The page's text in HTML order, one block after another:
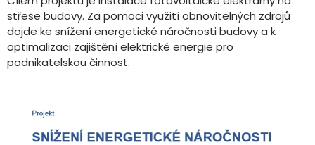
střeše budovy. Za pomoci využití obnovitelných zdrojů
dojde ke snížení energetické náročnosti budovy a k
optimalizaci zajištění elektrické energie pro
podnikatelskou činnost.